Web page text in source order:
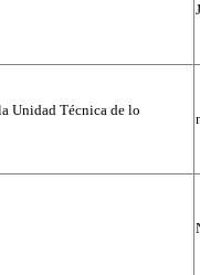
Unidad Técnica de lo